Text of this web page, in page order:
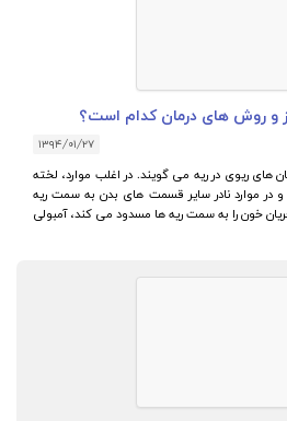
و روش های درمان کدام است؟
۱۳۹۴/۰۱/۲۷
های ریوی در ریه می گویند. در اغلب موارد، لخته
در موارد نادر سایر قسمت های بدن به سمت ریه
خون را به سمت ریه ها مسدود می کند، آمبولی